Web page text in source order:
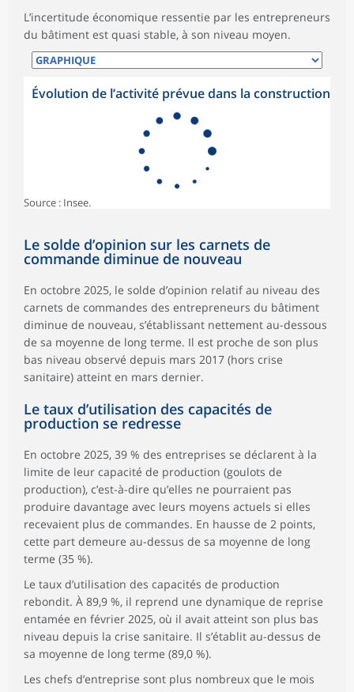
L’incertitude économique ressentie par les entrepreneurs
du bâtiment est quasi stable, à son niveau moyen.
Évolution de l’activité prévue dans la construction
Source : Insee.
Le solde d’opinion sur les carnets de
commande diminue de nouveau
En octobre 2025, le solde d’opinion relatif au niveau des
carnets de commandes des entrepreneurs du bâtiment
diminue de nouveau, s’établissant nettement au-dessous
de sa moyenne de long terme. Il est proche de son plus
bas niveau observé depuis mars 2017 (hors crise
sanitaire) atteint en mars dernier.
Le taux d’utilisation des capacités de
production se redresse
En octobre 2025, 39 % des entreprises se déclarent à la
limite de leur capacité de production (goulots de
production), c’est-à-dire qu’elles ne pourraient pas
produire davantage avec leurs moyens actuels si elles
recevaient plus de commandes. En hausse de 2 points,
cette part demeure au-dessus de sa moyenne de long
terme (35 %).
Le taux d’utilisation des capacités de production
rebondit. À 89,9 %, il reprend une dynamique de reprise
entamée en février 2025, où il avait atteint son plus bas
niveau depuis la crise sanitaire. Il s’établit au-dessus de
sa moyenne de long terme (89,0 %).
Les chefs d’entreprise sont plus nombreux que le mois